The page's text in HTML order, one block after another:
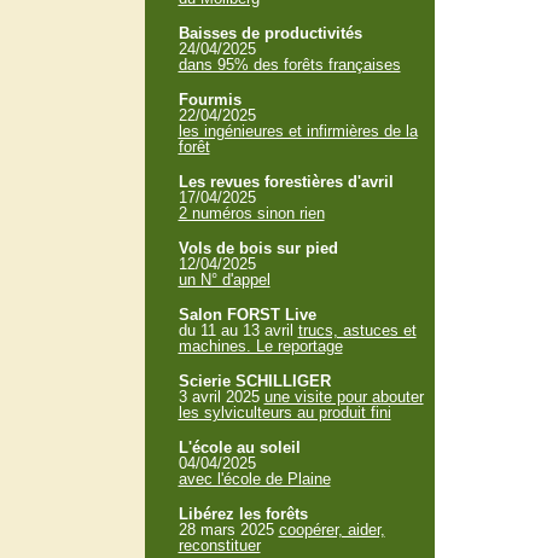
Baisses de productivités
24/04/2025
dans 95% des forêts françaises
Fourmis
22/04/2025
les ingénieures et infirmières de la
forêt
Les revues forestières d'avril
17/04/2025
2 numéros sinon rien
Vols de bois sur pied
12/04/2025
un N° d'appel
Salon FORST Live
du 11 au 13 avril trucs, astuces et
machines. Le reportage
Scierie SCHILLIGER
3 avril 2025 une visite pour abouter
les sylviculteurs au produit fini
L'école au soleil
04/04/2025
avec l'école de Plaine
Libérez les forêts
28 mars 2025 coopérer, aider,
reconstituer